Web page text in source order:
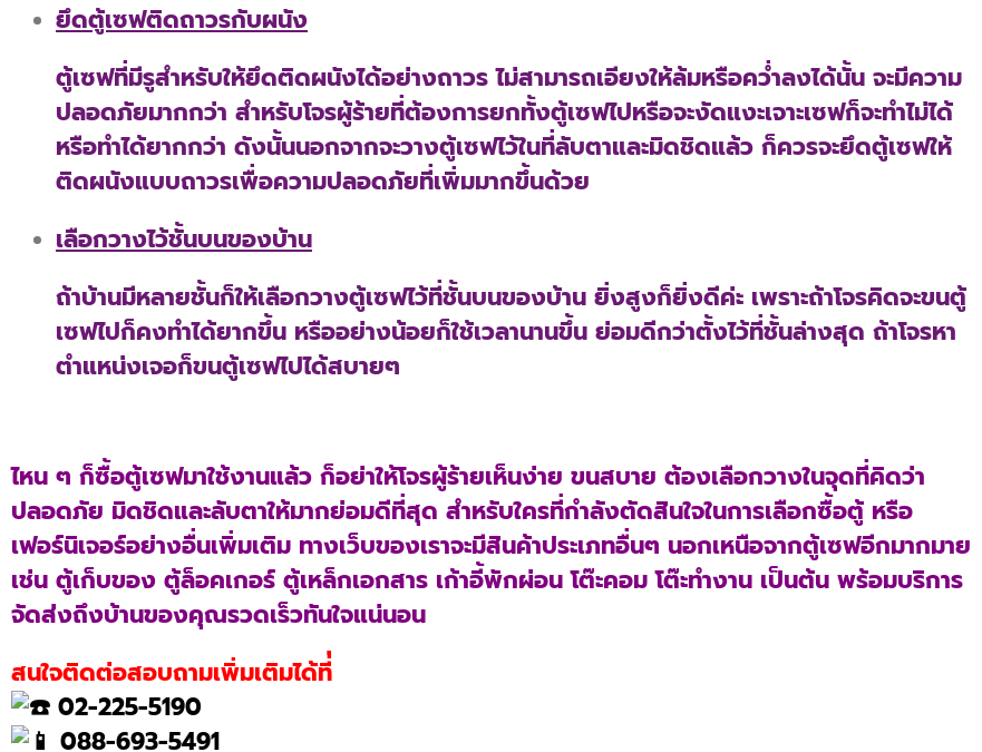
ยึดตู้เซฟติดถาวรกับผนัง
ตู้เซฟที่มีรูสำหรับให้ยึดติดผนังได้อย่างถาวร ไม่สามารถเอียงให้ล้มหรือคว่ำลงได้นั้น จะมีความ
ปลอดภัยมากกว่า สำหรับโจรผู้ร้ายที่ต้องการยกทั้งตู้เซฟไปหรือจะงัดแงะเจาะเซฟก็จะทำไม่ได้
หรือทำได้ยากกว่า ดังนั้นนอกจากจะวางตู้เซฟไว้ในที่ลับตาและมิดชิดแล้ว ก็ควรจะยึดตู้เซฟให้
ติดผนังแบบถาวรเพื่อความปลอดภัยที่เพิ่มมากขึ้นด้วย
เลือกวางไว้ชั้นบนของบ้าน
ถ้าบ้านมีหลายชั้นก็ให้เลือกวางตู้เซฟไว้ที่ชั้นบนของบ้าน ยิ่งสูงก็ยิ่งดีค่ะ เพราะถ้าโจรคิดจะขนตู้
เซฟไปก็คงทำได้ยากขึ้น หรืออย่างน้อยก็ใช้เวลานานขึ้น ย่อมดีกว่าตั้งไว้ที่ชั้นล่างสุด ถ้าโจรหา
ตำแหน่งเจอก็ขนตู้เซฟไปได้สบายๆ
ไหน ๆ ก็ซื้อตู้เซฟมาใช้งานแล้ว ก็อย่าให้โจรผู้ร้ายเห็นง่าย ขนสบาย ต้องเลือกวางในจุดที่คิดว่า
ปลอดภัย มิดชิดและลับตาให้มากย่อมดีที่สุด สำหรับใครที่กำลังตัดสินใจในการเลือกซื้อตู้ หรือ
เฟอร์นิเจอร์อย่างอื่นเพิ่มเติม ทางเว็บของเราจะมีสินค้าประเภทอื่นๆ นอกเหนือจากตู้เซฟอีกมากมาย
เช่น ตู้เก็บของ ตู้ล็อคเกอร์ ตู้เหล็กเอกสาร เก้าอี้พักผ่อน โต๊ะคอม โต๊ะทำงาน เป็นต้น พร้อมบริการ
จัดส่งถึงบ้านของคุณรวดเร็วทันใจแน่นอน
สนใจติดต่อสอบถามเพิ่มเติมได้ที่่
02-225-5190
088-693-5491